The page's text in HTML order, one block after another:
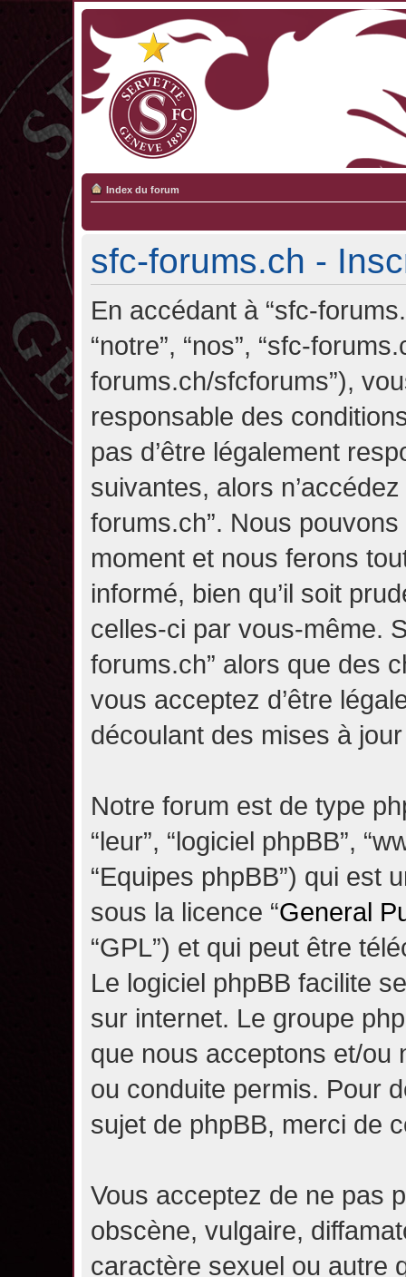
Index du forum
sfc-forums.ch -
En accédant à “sfc-
“notre”, “nos”, “sfc-
forums.ch/sfcforums”),
responsable des
pas d’être légalement
suivantes, alors
forums.ch”. Nous
moment et nous ferons
informé, bien qu’il soit
celles-ci par vous-même.
forums.ch” alors que des
vous acceptez d’être
découlant des mises à
Notre forum est de type
“leur”, “logiciel phpBB”,
“Equipes phpBB”) qui est
sous la licence “General
“GPL”) et qui peut être
Le logiciel phpBB facilite
sur internet. Le groupe
que nous acceptons et/ou
ou conduite permis. Pour
sujet de phpBB, merci de
Vous acceptez de ne pas
obscène, vulgaire,
caractère sexuel ou autre